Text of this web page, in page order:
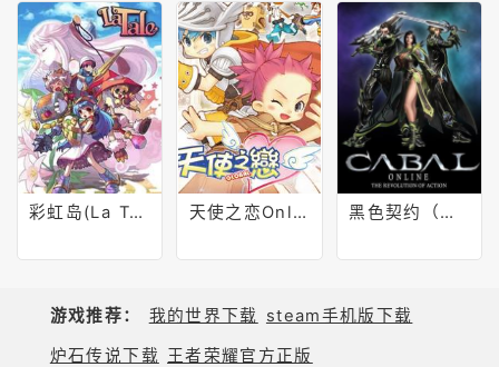
彩虹岛(La Tale) 天使之恋Online：国际版 黑色契约（日服）
游戏推荐： 我的世界下载 steam手机版下载
炉石传说下载 王者荣耀官方正版